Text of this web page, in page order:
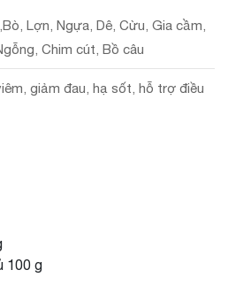
Lợn, Ngựa, Dê, Cừu, Gia cầm,
Chim cút, Bồ câu
giảm đau, hạ sốt, hỗ trợ điều
100 g